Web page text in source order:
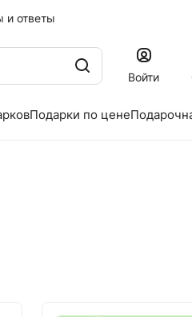
и ответы
Войти
Подарки по цене